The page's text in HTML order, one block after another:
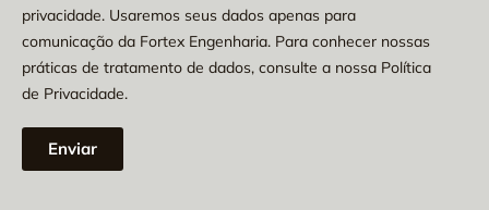
privacidade. Usaremos seus dados apenas para
comunicação da Fortex Engenharia. Para conhecer nossas
práticas de tratamento de dados, consulte a nossa Política
de Privacidade.
Enviar